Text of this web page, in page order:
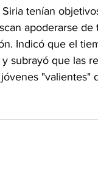
tenían
apoderarse
Indicó que el
subrayó que las
"valientes"